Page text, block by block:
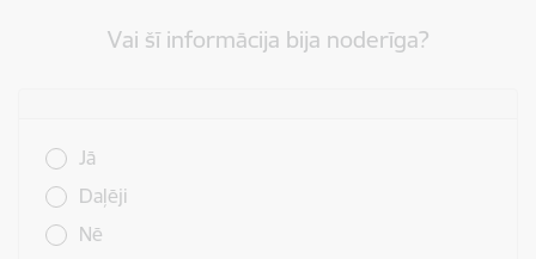
Vai šī informācija bija noderīga?
Jā
Daļēji
Nē